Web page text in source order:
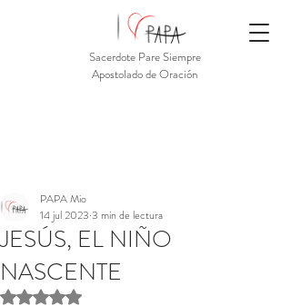
Sacerdote Pare Siempre
Apostolado de Oración
JESÚS, EL NIÑO
NASCENTE
PAPA Mio
14 jul 2023 3 min de lectura
Obtuvo NaN de 5 estrellas.